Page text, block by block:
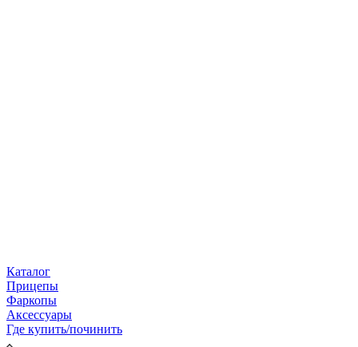
Каталог
Прицепы
Фаркопы
Аксессуары
Где купить/починить